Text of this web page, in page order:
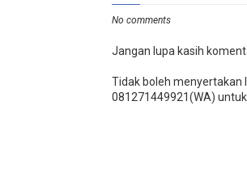
No comments
Jangan lupa kasih
Tidak boleh menyertakan
081271449921(WA)